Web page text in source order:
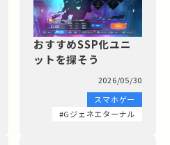
おすすめSSP化ユニ
ットを探そう
2026/05/30
スマホゲー
#Gジェネエターナル